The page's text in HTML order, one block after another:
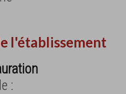
l'établissement
: